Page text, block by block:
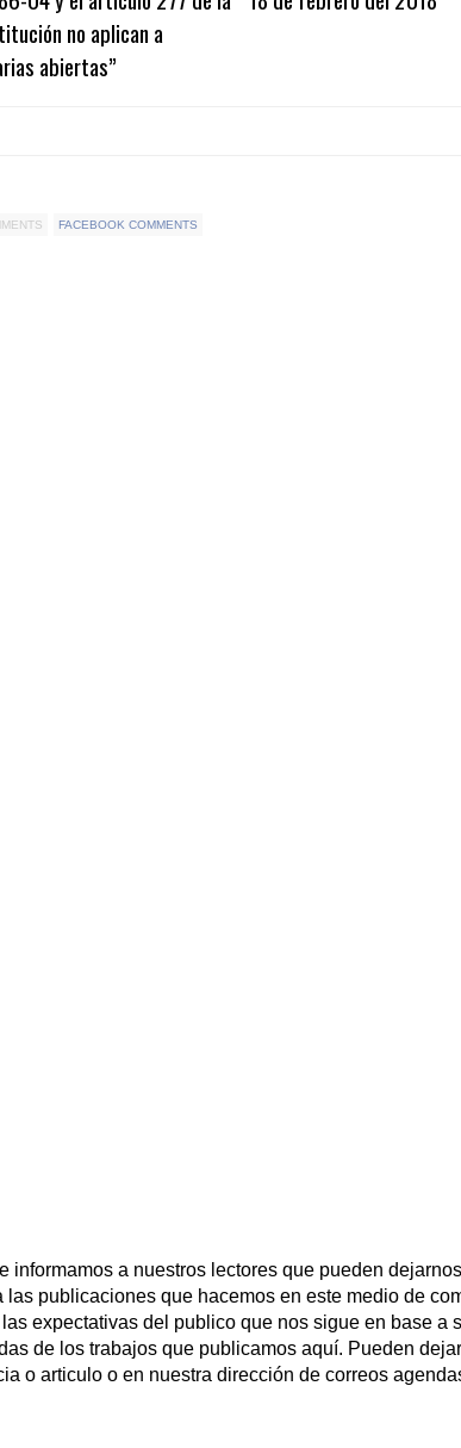
no aplican a
abiertas”
FACEBOOK COMMENTS
informamos a nuestros lectores que pueden
las publicaciones que hacemos en este medio de
expectativas del publico que nos sigue en base a
de los trabajos que publicamos aquí. Pueden
o articulo o en nuestra dirección de correos